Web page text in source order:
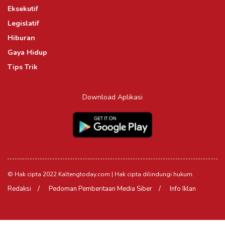
Eksekutif
Legislatif
Hiburan
Gaya Hidup
Tips Trik
Download Aplikasi
© Hak cipta 2022 Kaltengtoday.com | Hak cipta dilindungi hukum.
Redaksi Pedoman Pemberitaan Media Siber Info Iklan